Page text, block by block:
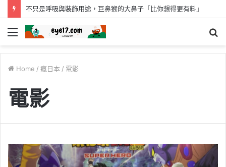
考古大發現！人類「已知用火」提早35萬年 英國遺址有證據
Menu
Home / 瘋日本 / 電影
電影